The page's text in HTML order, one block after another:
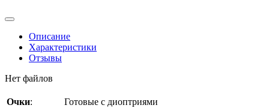
Описание
Характеристики
Отзывы
Нет файлов
Очки: Готовые с диоптриями